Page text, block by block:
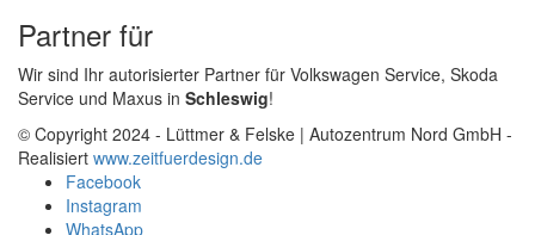
Partner für
Wir sind Ihr autorisierter Partner für Volkswagen Service, Skoda
Service und Maxus in Schleswig!
© Copyright 2024 - Lüttmer & Felske | Autozentrum Nord GmbH -
Realisiert www.zeitfuerdesign.de
Facebook
Instagram
WhatsApp